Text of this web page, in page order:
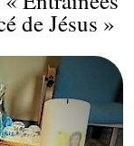
de Jésus »